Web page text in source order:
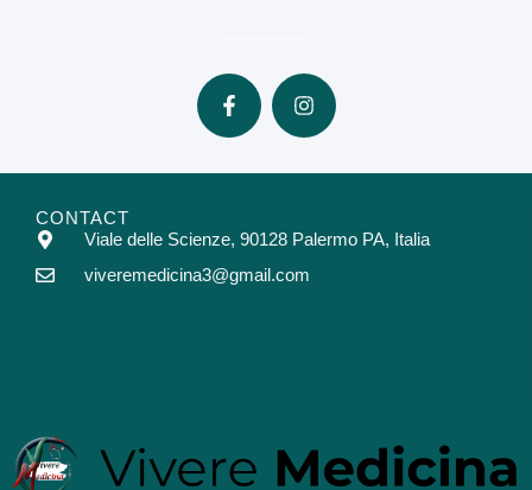
CONTACT
Viale delle Scienze, 90128 Palermo PA, Italia
viveremedicina3@gmail.com